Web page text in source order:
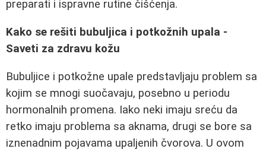
preparati i ispravne rutine čišćenja.
Kako se rešiti bubuljica i potkožnih upala -
Saveti za zdravu kožu
Bubuljice i potkožne upale predstavljaju problem sa
kojim se mnogi suočavaju, posebno u periodu
hormonalnih promena. Iako neki imaju sreću da
retko imaju problema sa aknama, drugi se bore sa
iznenadnim pojavama upaljenih čvorova. U ovom